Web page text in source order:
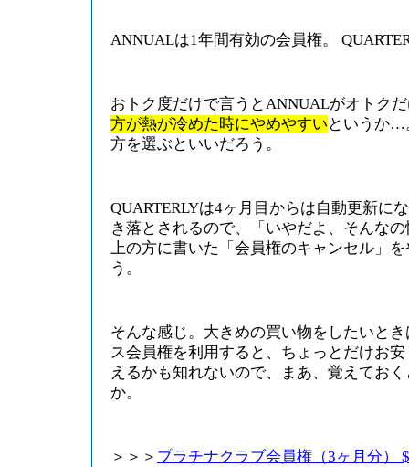
ANNUALは1年間有効の会員権。
おトク度だけで言うとANNUALがオトク
方が熱が冷めた時にやめやすい というか…
方を選ぶといいだろう。
QUARTERLYは4ヶ月目からは自動更新に
き落とされるので、「いやだよ、そんな
上の方に書いた「会員権のキャンセル」
う。
そんな感じ。大きめの買い物をしたいと
ス会員権を利用すると、ちょっとだけお
えるかも知れないので、まあ、覚えてお
か。
＞＞＞ プラチナクラブ会員権（3ヶ月分）